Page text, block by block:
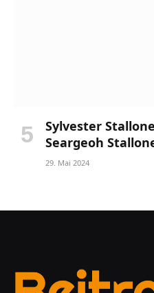
Sylvester
Seargeoh
29. Mai 2024